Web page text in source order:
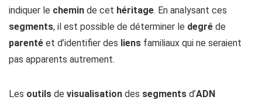
indiquer le chemin de cet héritage. En analysant ces
segments, il est possible de déterminer le degré de
parenté et d’identifier des liens familiaux qui ne seraient
pas apparents autrement.
Les outils de visualisation des segments d’ADN